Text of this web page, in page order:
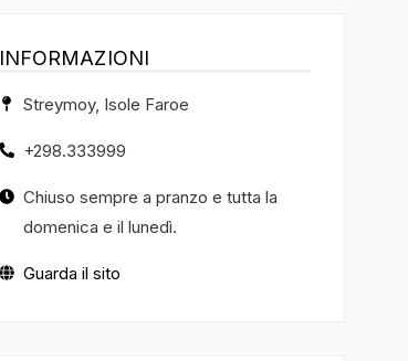
INFORMAZIONI
Streymoy, Isole Faroe
+298.333999
Chiuso sempre a pranzo e tutta la
domenica e il lunedì.
Guarda il sito